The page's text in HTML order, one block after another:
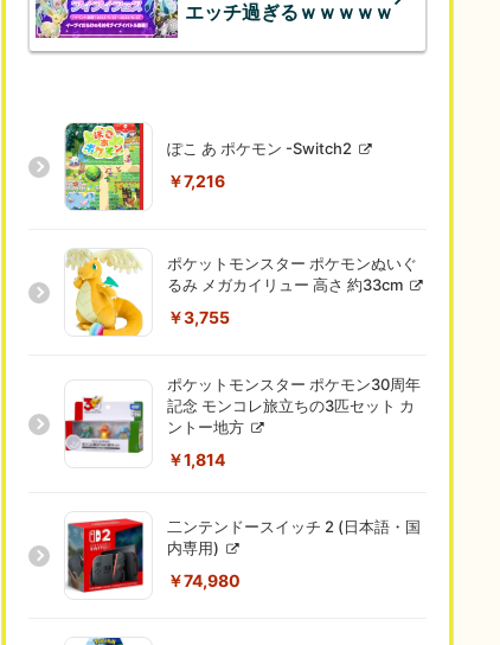
エッチ過ぎるｗｗｗｗｗ
ぽこ あ ポケモン -Switch2
￥7,216
ポケットモンスター ポケモンぬいぐ
るみ メガカイリュー 高さ 約33cm
￥3,755
ポケットモンスター ポケモン30周年
記念 モンコレ旅立ちの3匹セット カ
ントー地方
￥1,814
二ンテンドースイッチ 2 (日本語・国
内専用)
￥74,980